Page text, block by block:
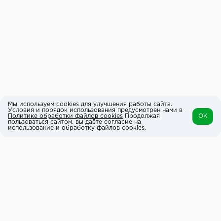
Мы используем cookies для улучшения работы сайта.
Условия и порядок использования предусмотрен нами в
Политике обработки файлов cookies Продолжая
пользоваться сайтом, вы даёте согласие на
использование и обработку файлов cookies.
OK